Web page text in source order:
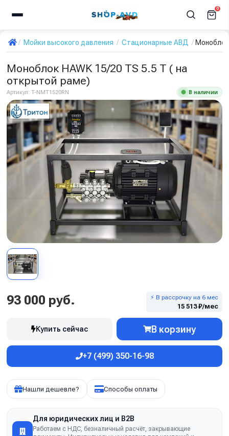
0
Мойки высокого давления Стационарные АВД
Моноблок HAWK 15/20 TS 5.5 T ( на
открытой раме)
Артикул: T-NMT1520RN В наличии
93 000 руб. ⚡ В рассрочку на 6 мес
15 513 ₽/мес
Купить сейчас В корзину
+7 (499) 350-16-98
Нашли дешевле? Способы оплаты
Для юридических лиц и B2B
Работаем с НДС, безналичный расчёт, закрывающие